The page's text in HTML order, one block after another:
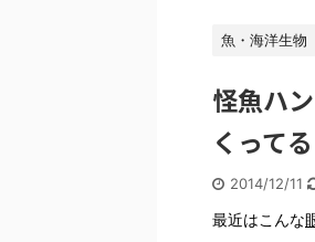
魚・海洋生物
怪魚ハ
くって
2014/12/11
最近はこんな